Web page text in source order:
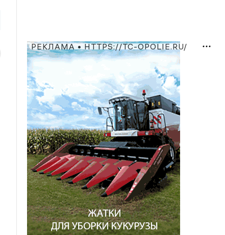
РЕКЛАМА • HTTPS://TC-OPOLIE.RU/